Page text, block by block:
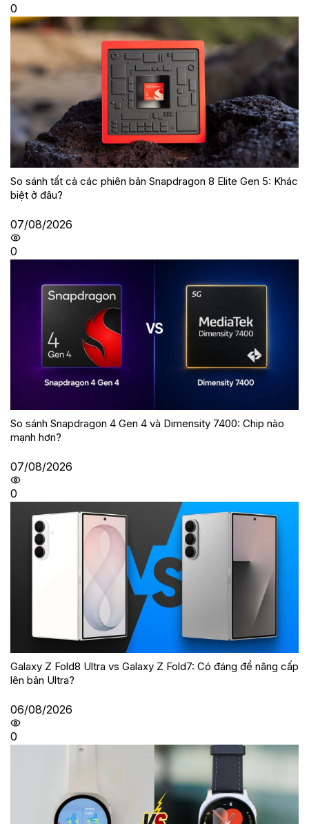
0
So sánh tất cả các phiên bản Snapdragon 8 Elite Gen 5: Khác
biệt ở đâu?
07/08/2026
0
So sánh Snapdragon 4 Gen 4 và Dimensity 7400: Chip nào
mạnh hơn?
07/08/2026
0
Galaxy Z Fold8 Ultra vs Galaxy Z Fold7: Có đáng để nâng cấp
lên bản Ultra?
06/08/2026
0